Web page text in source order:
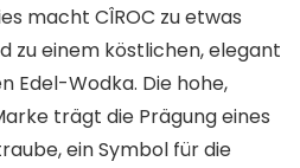
macht CÎROC zu etwas
zu einem köstlichen, elegant
Edel-Wodka. Die hohe,
trägt die Prägung eines
ein Symbol für die